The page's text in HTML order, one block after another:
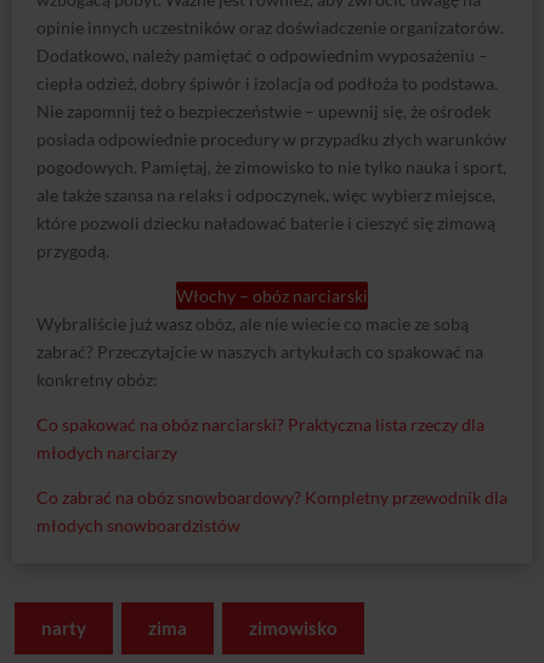
pogodowych. Pamiętaj, że zimowisko to nie tylko nauka i sport,
ale także szansa na relaks i odpoczynek, więc wybierz miejsce,
które pozwoli dziecku naładować baterie i cieszyć się zimową
przygodą.
Włochy – obóz narciarski
Wybraliście już wasz obóz, ale nie wiecie co macie ze sobą
zabrać? Przeczytajcie w naszych artykułach co spakować na
konkretny obóz:
młodych narciarzy
Co zabrać na obóz snowboardowy? Kompletny przewodnik dla
młodych snowboardzistów
←Poprzedni Wpis Następny Wpis